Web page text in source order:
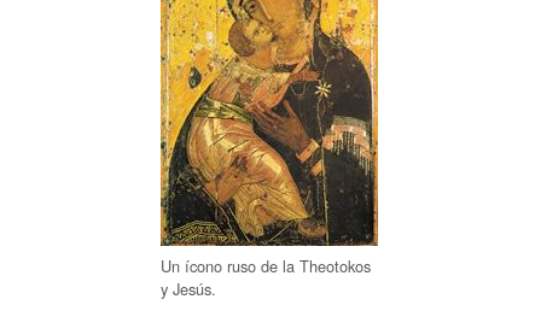
Un ícono ruso de la Theotokos
y Jesús.